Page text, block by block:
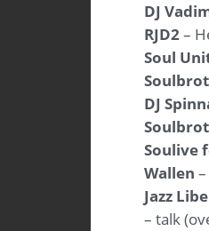
DJ
RJD2–
Soul
DJ
Soulive
Wallen
Jazz
– talk